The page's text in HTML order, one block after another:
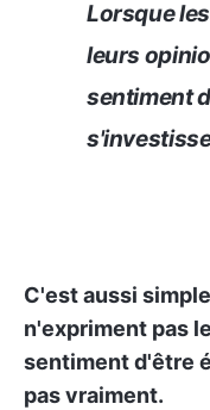
Lorsque
leurs
sentiment
C'est aussi
n'expriment pas
sentiment d'être
pas vraiment.